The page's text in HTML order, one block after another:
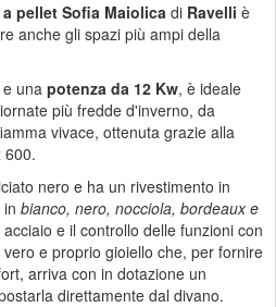
pellet Sofia Maiolica di Ravelli è
anche gli spazi più ampi della
una potenza da 12 Kw, è ideale
più fredde d'inverno, da
vivace, ottenuta grazie alla
600.
nero e ha un rivestimento in
bianco, nero, nocciola, bordeaux e
e il controllo delle funzioni con
e proprio gioiello che, per fornire
arriva con in dotazione un
direttamente dal divano.